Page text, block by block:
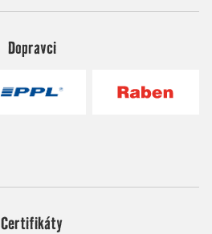
Dopravci
Certifikáty